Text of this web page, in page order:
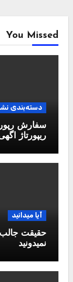
You Missed
دسته‌بندی
سفارش
ریپورتاژ
آیا میدانید
حقیقت جالب
نمیدونید